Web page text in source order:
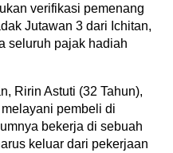
verifikasi pemenang
Jutawan 3 dari Ichitan,
seluruh pajak hadiah
Ririn Astuti (32 Tahun),
pembeli di
bekerja di sebuah
keluar dari pekerjaan